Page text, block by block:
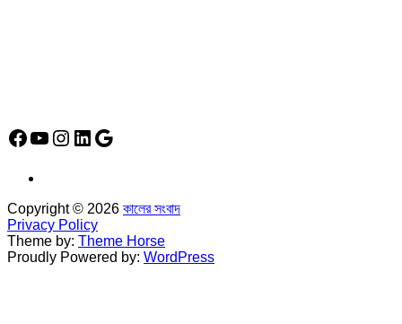
Facebook
YouTube
Instagram
LinkedIn
Google
Copyright © 2026 কালের সংবাদ
Privacy Policy
Theme by: Theme Horse
Proudly Powered by: WordPress